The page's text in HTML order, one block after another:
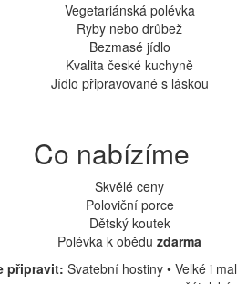
Vegetariánská polévka
Ryby nebo drůbež
Bezmasé jídlo
Kvalita české kuchyně
Jídlo připravované s láskou
Co nabízíme
Skvělé ceny
Poloviční porce
Dětský koutek
Polévka k obědu zdarma
připravit: Svatební hostiny • Velké i